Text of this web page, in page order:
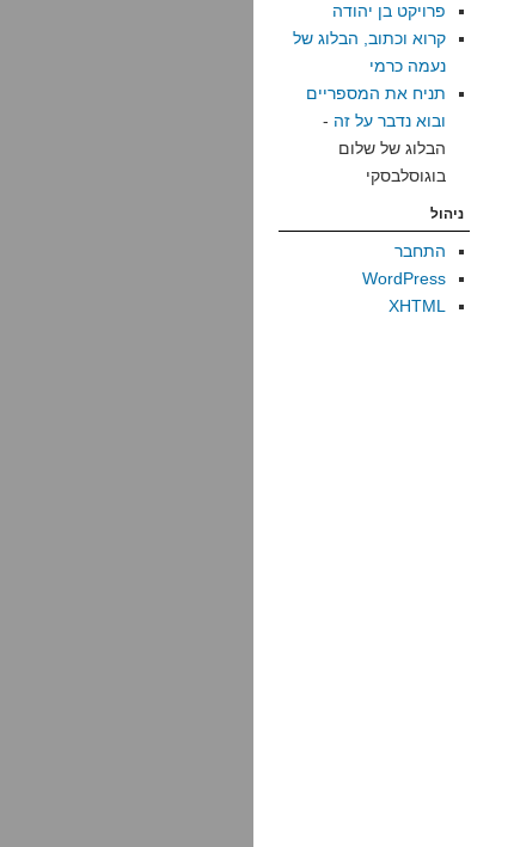
פרויקט בן יהודה
קרוא וכתוב, הבלוג של
נעמה כרמי
תניח את המספריים
ובוא נדבר על זה -
הבלוג של שלום
בוגוסלבסקי
ניהול
התחבר
WordPress
XHTML